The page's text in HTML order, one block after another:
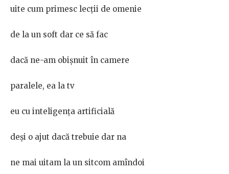
uite cum primesc lecții de omenie
de la un soft dar ce să fac
dacă ne-am obișnuit în camere
paralele, ea la tv
eu cu inteligența artificială
deși o ajut dacă trebuie dar na
ne mai uitam la un sitcom amîndoi